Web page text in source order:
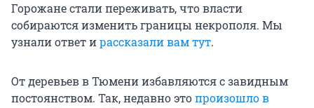
Горожане стали переживать, что власти
собираются изменить границы некрополя. Мы
узнали ответ ирассказали вам тут.
От деревьев в Тюмени избавляются с завидным
постоянством. Так, недавно этопроизошло в